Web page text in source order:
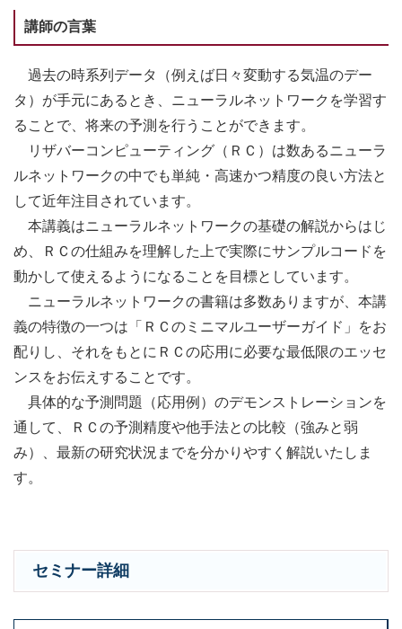
講師の言葉
過去の時系列データ（例えば日々変動する気温のデー
タ）が手元にあるとき、ニューラルネットワークを学習す
ることで、将来の予測を行うことができます。
リザバーコンピューティング（ＲＣ）は数あるニューラ
ルネットワークの中でも単純・高速かつ精度の良い方法と
して近年注目されています。
本講義はニューラルネットワークの基礎の解説からはじ
め、ＲＣの仕組みを理解した上で実際にサンプルコードを
動かして使えるようになることを目標としています。
ニューラルネットワークの書籍は多数ありますが、本講
義の特徴の一つは「ＲＣのミニマルユーザーガイド」をお
配りし、それをもとにＲＣの応用に必要な最低限のエッセ
ンスをお伝えすることです。
具体的な予測問題（応用例）のデモンストレーションを
通して、ＲＣの予測精度や他手法との比較（強みと弱
み）、最新の研究状況までを分かりやすく解説いたしま
す。
セミナー詳細